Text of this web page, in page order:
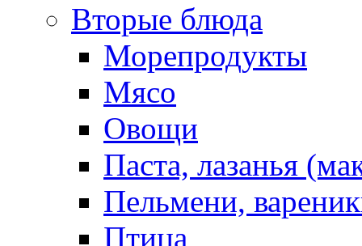
Вторые блюда
Морепродукты
Мясо
Овощи
Паста, лазанья
Пельмени,
Птица